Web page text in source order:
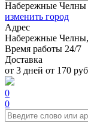
Набережные Челны
изменить город
Адрес
Набережные
Время работы 24/7
Доставка
от 3 дней от 170 руб
0
0